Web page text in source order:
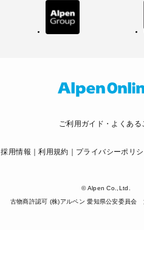
ご利用ガイド・よくある
採用情報 利用規約 プライバシーポリ
© Alpen Co.,Ltd.
古物商許認可 (株)アルペン 愛知県公安委員